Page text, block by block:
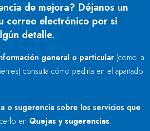
de mejora? Déjanos un
correo electrónico por si
detalle.
general o particular (como la
consulta cómo pedirla en el apartado
o sugerencia sobre los servicios que
en Quejas y sugerencias.